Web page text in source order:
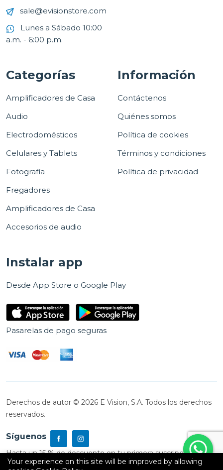
sale@evisionstore.com
Lunes a Sábado 10:00
a.m. - 6:00 p.m.
Categorías
Amplificadores de Casa
Audio
Electrodomésticos
Celulares y Tablets
Fotografía
Fregadores
Amplificadores de Casa
Accesorios de audio
Información
Contáctenos
Quiénes somos
Política de cookies
Términos y condiciones
Política de privacidad
Instalar app
Desde App Store o Google Play
Pasarelas de pago seguras
Derechos de autor © 2026 E Vision, S.A. Todos los derechos
reservados.
Síguenos
Hasta un 15 % de descuento en tu primera suscripción
Your experience on this site will be improved by allowing